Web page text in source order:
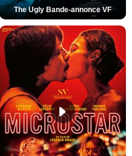
The Ugly Bande-annonce VF